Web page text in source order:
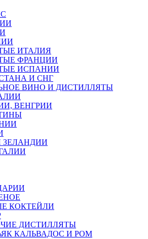
ИТАЛИЯ
ФРАНЦИИ
ИСПАНИИ
И СНГ
ВИНО И ДИСТИЛЛЯТЫ
ВЕНГРИИ
КОКТЕЙЛИ
ДИСТИЛЛЯТЫ
КАЛЬВАДОС И РОМ